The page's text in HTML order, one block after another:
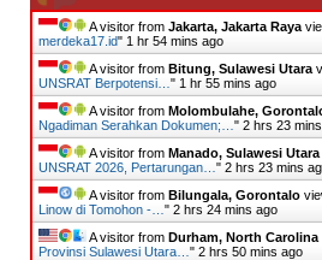
A visitor from Jakarta, Jakarta Raya
merdeka17.id" 1 hr 54 mins ago
A visitor from Bitung, Sulawesi Utara
UNSRAT Berpotensi… " 1 hr 55 mins ago
A visitor from Molombulahe,
Ngadiman Serahkan Dokumen;… " 2 hrs 23
A visitor from Manado, Sulawesi Utara
UNSRAT 2026, Pertarungan… " 2 hrs 23 mins
A visitor from Bilungala, Gorontalo
Linow di Tomohon -… " 2 hrs 24 mins ago
A visitor from Durham, North Carolina
Provinsi Sulawesi Utara… " 2 hrs 50 mins ago